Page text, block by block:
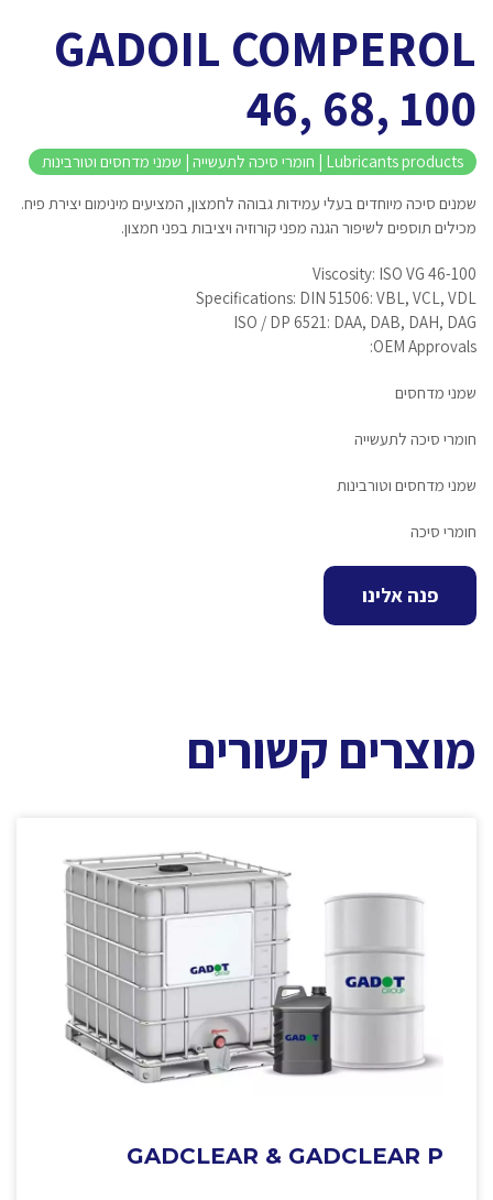
GADOIL COMPEROL
46, 68, 100
Lubricants products | חומרי סיכה לתעשייה | שמני מדחסים וטורבינות
שמנים סיכה מיוחדים בעלי עמידות גבוהה לחמצון, המציעים מינימום יצירת פיח.
מכילים תוספים לשיפור הגנה מפני קורוזיה ויציבות בפני חמצון.
Viscosity: ISO VG 46-100
Specifications: DIN 51506: VBL, VCL, VDL
ISO / DP 6521: DAA, DAB, DAH, DAG
OEM Approvals:
שמני מדחסים
חומרי סיכה לתעשייה
שמני מדחסים וטורבינות
חומרי סיכה
פנה אלינו
מוצרים קשורים
GADCLEAR & GADCLEAR P